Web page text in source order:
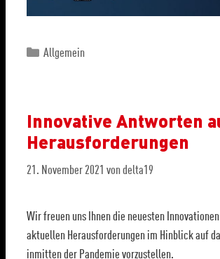
Allgemein
Innovative Antworten
Herausforderungen
21. November 2021 vondelta19
Wir freuen uns Ihnen die neuesten
aktuellen Herausforderungen im Hinblick auf
inmitten der Pandemie vorzustellen.